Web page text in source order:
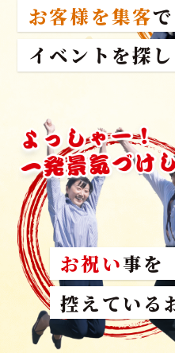
お客様を集客
イベントを探し
お祝い事を
控えている